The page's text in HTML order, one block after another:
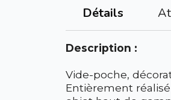
Détails
Description :
Vide-poche,
Entièrement